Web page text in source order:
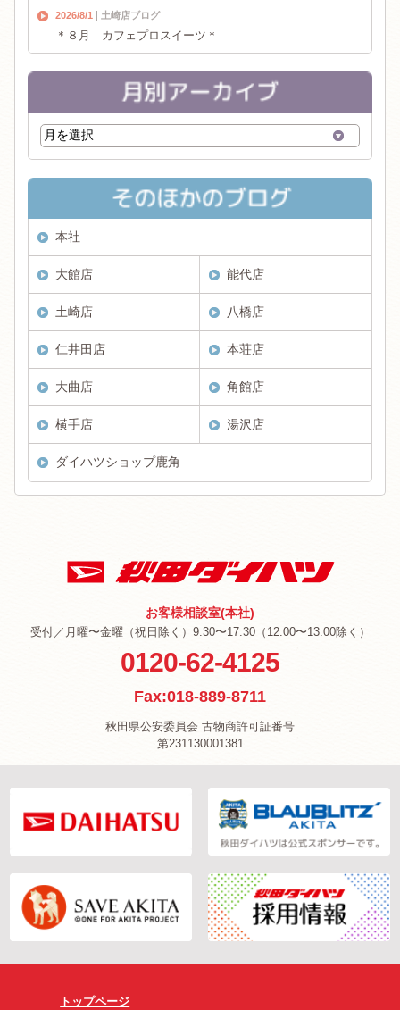
2026/8/1 土崎店ブログ
＊８月 カフェプロスイーツ＊
本社
大館店 能代店
土崎店 八橋店
仁井田店 本荘店
大曲店 角館店
横手店 湯沢店
ダイハツショップ鹿角
お客様相談室(本社)
受付／月曜〜金曜（祝日除く）9:30〜17:30（12:00〜13:00除く）
0120-62-4125
Fax:018-889-8711
秋田県公安委員会 古物商許可証番号
第231130001381
トップページ